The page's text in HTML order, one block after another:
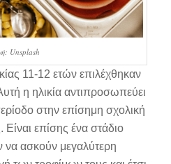
Unsplash
11-12 ετών επιλέχθηκαν
η ηλικία αντιπροσωπεύει
στην επίσημη σχολική
Είναι επίσης ένα στάδιο
να ασκούν μεγαλύτερη